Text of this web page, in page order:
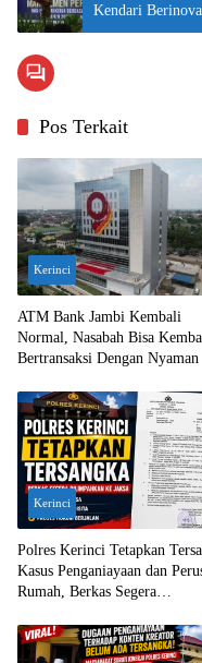
Kendari
Kerja Plus
Pos Terkait
Kerinci
ATM Bank Jambi Kembali
Normal, Nasabah Bisa
Bertransaksi Dengan Nyaman
Kerinci
Polres Kerinci Tetapkan
Kasus Penganiayaan dan
Rumah, Berkas Segera